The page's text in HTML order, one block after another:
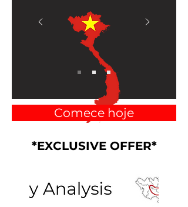
Manager , Alex Gruber and 4
Over 130 different reference
locations analyzed
Comece hoje
*EXCLUSIVE OFFER*